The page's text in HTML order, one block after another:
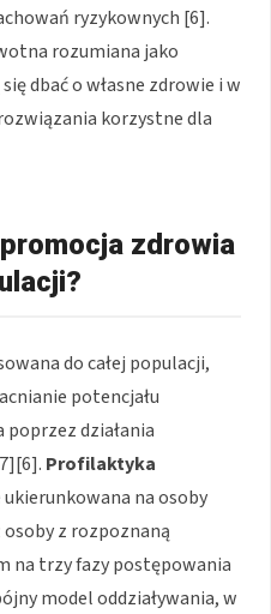
ryzykownych [6].
rozumiana jako
dbać o własne zdrowie i w
korzystne dla
zdrowia
do całej populacji,
potencjału
działania
Profilaktyka
na osoby
z rozpoznaną
na trzy fazy postępowania
model oddziaływania, w